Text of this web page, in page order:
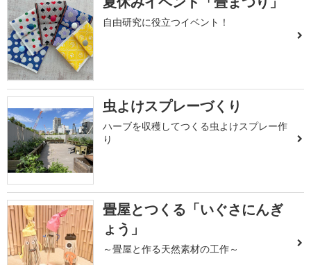
自由研究に役立つイベント！
虫よけスプレーづくり
ハーブを収穫してつくる虫よけスプレー作
り
畳屋とつくる「いぐさにんぎ
ょう」
～畳屋と作る天然素材の工作～